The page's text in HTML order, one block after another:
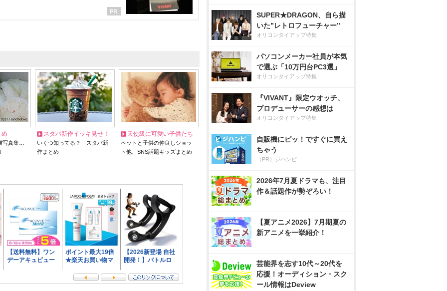
め
写真集…
スタバ新作イッキ見せ！
いくつ知ってる？ スタバ新
作まとめ
天使級に可愛い子供たち
ペットと子供の仲良しショッ
ト他、SNS話題キッズまとめ
SUPER★DRAGON、自ら描
いた”レトロフューチャー”
オリコンタイアップ特集
パソコンメーカー社員が本気
で選ぶ「10万円台PC3選」
オリコンタイアップ特集
『VIVANT』限定ウオッチ、
プロデューサーの感想は
オリコンタイアップ特集
自販機にピッ！ですぐに買え
ちゃう
（PR）ジハンピ
2026年7月夏ドラマも、注目
作＆話題作が勢ぞろい！
【夏アニメ2026】7月期夏の
新アニメを一挙紹介！
芸能界を志す10代～20代を
応援！オーディション・スク
ール情報はDeview